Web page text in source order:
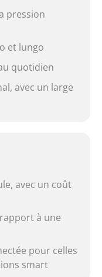
pression
et lungo
quotidien
avec un large
avec un coût
à une
pour celles
smart